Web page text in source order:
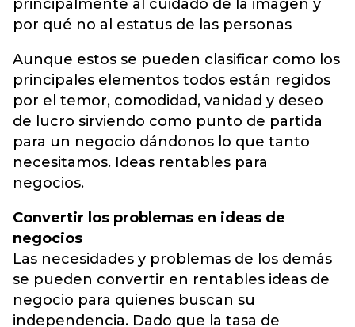
principalmente al cuidado de la imagen y
por qué no al estatus de las personas
Aunque estos se pueden clasificar como los
principales elementos todos están regidos
por el temor, comodidad, vanidad y deseo
de lucro sirviendo como punto de partida
para un negocio dándonos lo que tanto
necesitamos. Ideas rentables para
negocios.
Convertir los problemas en ideas de
negocios
Las necesidades y problemas de los demás
se pueden convertir en rentables ideas de
negocio para quienes buscan su
independencia. Dado que la tasa de